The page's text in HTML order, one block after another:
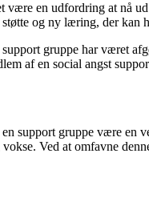
være en udfordring at nå
og ny læring, der
gruppe har været
af en social angst
support gruppe være en
Ved at omfavne